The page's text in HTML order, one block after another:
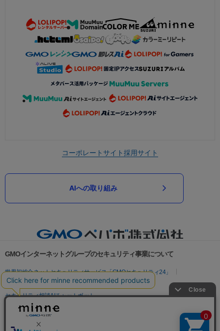
コーポレートサイト採用サイト
AIへの取り組み
GMOインターネットグループのセキュリティ事業について
世界初総合ネットセキュリティサービス「GMOセキュリティ24」
パスワード漏洩診断
Webサイトリスク診断
セキュリティ相談AIチャットボット
実在証明・盗聴対策